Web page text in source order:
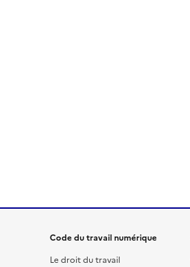
Code du travail numérique
Le droit du travail